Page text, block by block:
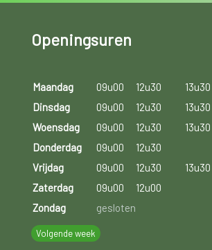
Openingsuren
Maandag 09u00 12u30 13u30
Dinsdag
09u00 12u30 13u30
Woensdag
09u00 12u30 13u30
Donderdag
09u00
12u30
Vrijdag
09u00 12u30 13u30
Zaterdag
09u00
12u00
Zondag
gesloten
Volgende week